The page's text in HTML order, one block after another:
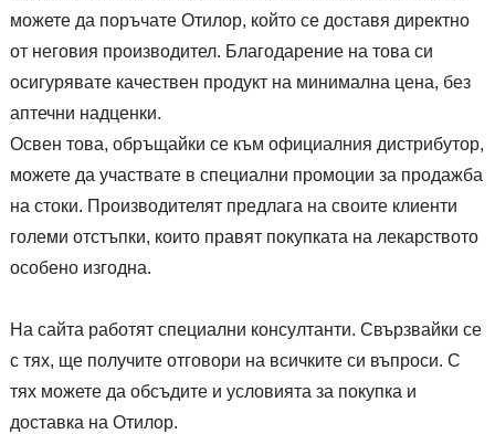
можете да поръчате Отилор, който се доставя директно
от неговия производител. Благодарение на това си
осигурявате качествен продукт на минимална цена, без
аптечни надценки.
Освен това, обръщайки се към официалния дистрибутор,
можете да участвате в специални промоции за продажба
на стоки. Производителят предлага на своите клиенти
големи отстъпки, които правят покупката на лекарството
особено изгодна.
На сайта работят специални консултанти. Свързвайки се
с тях, ще получите отговори на всичките си въпроси. С
тях можете да обсъдите и условията за покупка и
доставка на Отилор.